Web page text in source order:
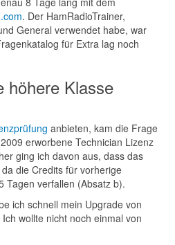
. Der HamRadioTrainer,
General verwendet habe, war
für Extra lag noch
höhere Klasse
anbieten, kam die Frage
erworbene Technician Lizenz
ging ich davon aus, dass das
die Credits für vorherige
Tagen verfallen (Absatz b).
ich schnell mein Upgrade von
wollte nicht noch einmal von